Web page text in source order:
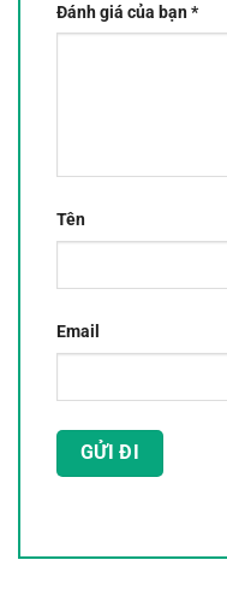
Đánh giá của bạn*
Tên
Email